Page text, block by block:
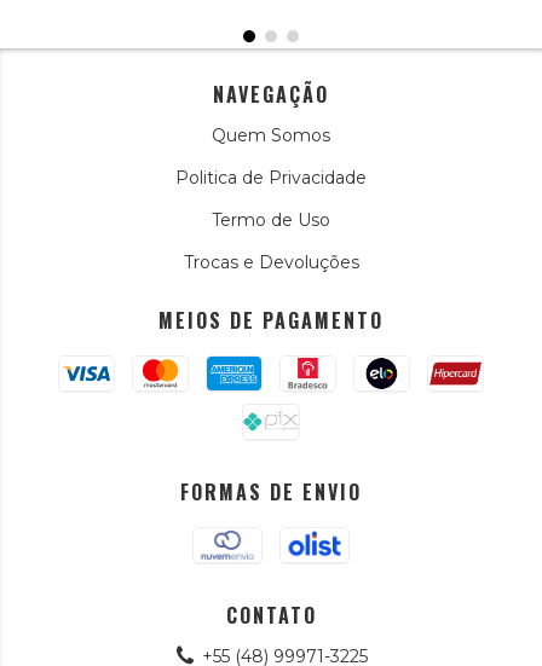
NAVEGAÇÃO
Quem Somos
Politica de Privacidade
Termo de Uso
Trocas e Devoluções
MEIOS DE PAGAMENTO
FORMAS DE ENVIO
CONTATO
+55 (48) 99971-3225